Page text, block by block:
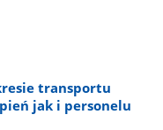
transportu
jak i personelu